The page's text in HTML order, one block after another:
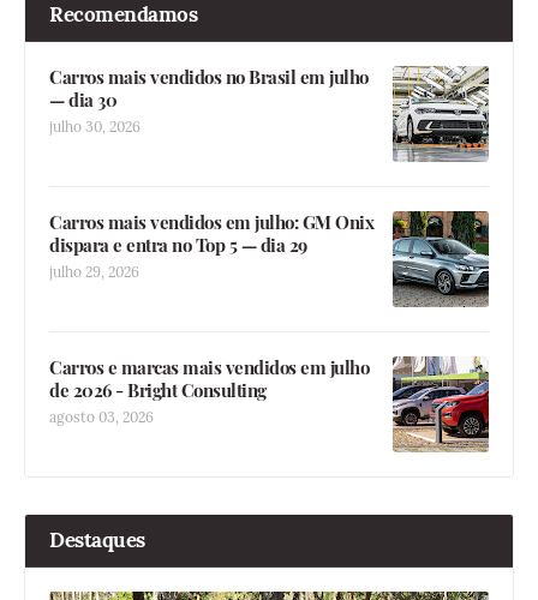
Recomendamos
Carros mais vendidos no Brasil em julho
— dia 30
julho 30, 2026
Carros mais vendidos em julho: GM Onix
dispara e entra no Top 5 — dia 29
julho 29, 2026
Carros e marcas mais vendidos em julho
de 2026 - Bright Consulting
agosto 03, 2026
Destaques